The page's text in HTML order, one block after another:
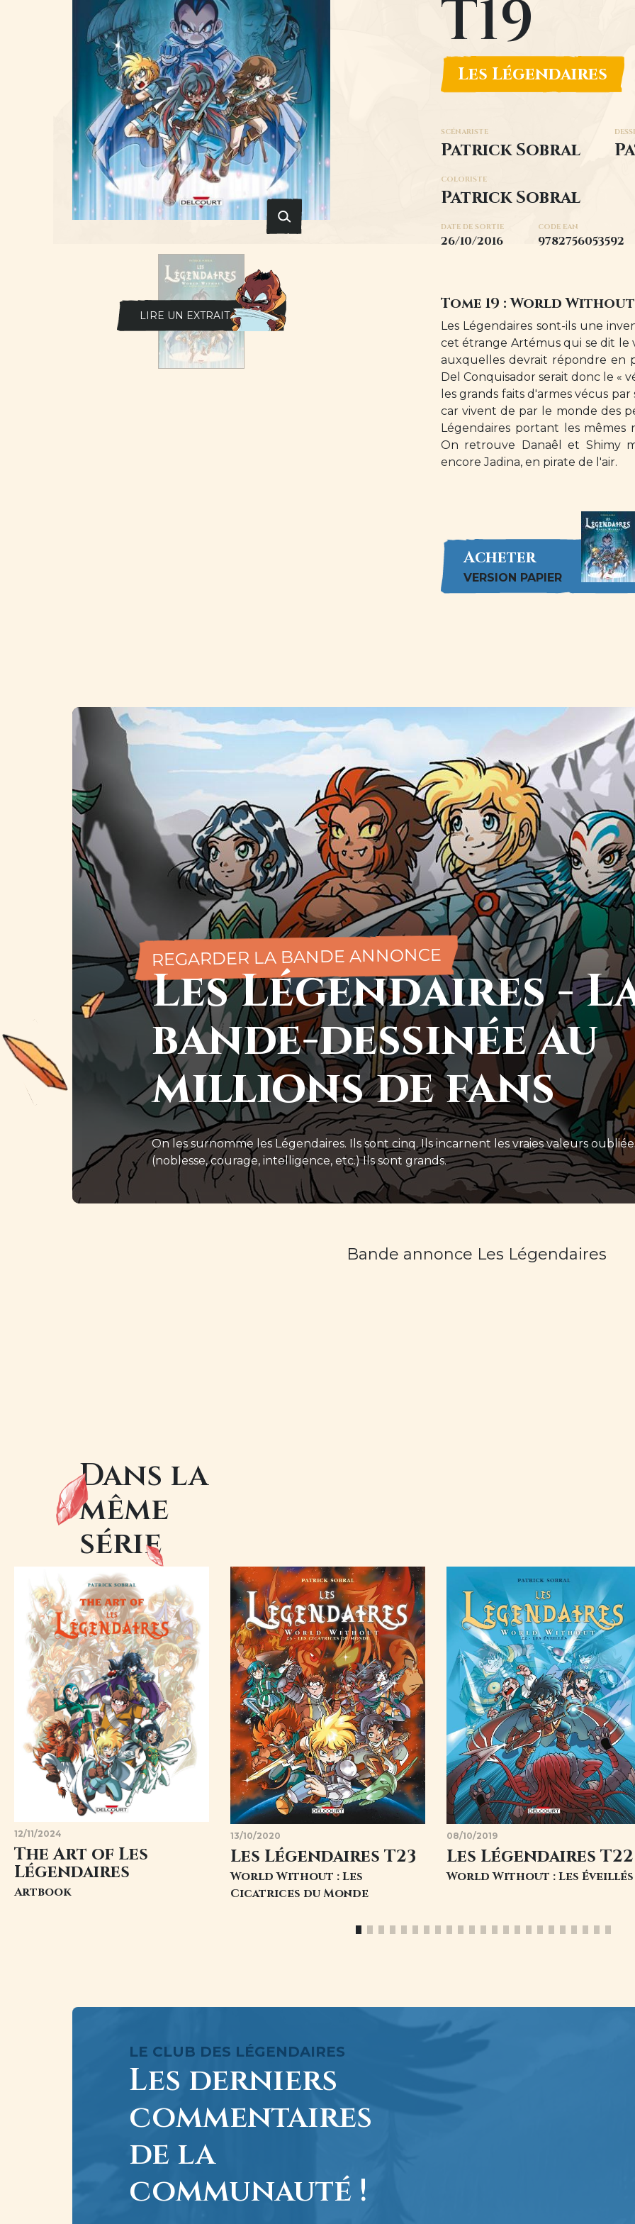
LIRE UN EXTRAIT
T19
Les Légendaires
SCÉNARISTE
Patrick Sobral
COLORISTE
Patrick Sobral
DATE DE SORTIE
26/10/2016
CODE EAN
9782756053592
Tome 19 : World
Les Légendaires sont-ils une
cet étrange Artémus qui se dit le
auxquelles devrait répondre en
Del Conquisador serait donc le «
les grands faits d'armes vécus
car vivent de par le monde des
Légendaires portant les mêmes
On retrouve Danaêl et Shimy
encore Jadina, en pirate de l'air.
Acheter
VERSION PAPIER
Image
REGARDER LA BANDE ANNONCE
Les Légendaires -
bande-dessinée au
millions de fans
On les surnomme les Légendaires. Ils sont cinq. Ils incarnent les vraies valeurs
(noblesse, courage, intelligence, etc.) Ils sont grands.
Bande annonce Les Légendaires
Dans la
même
série
12/11/2024
The Art of Les
Légendaires
Artbook
Image
13/10/2020
Les Légendaires T23
World Without : Les
Cicatrices du Monde
08/10/2019
Les Légendaires T22
World Without : Les Éveillés
LE CLUB DES LÉGENDAIRES
Les derniers
commentaires
de la
communauté !